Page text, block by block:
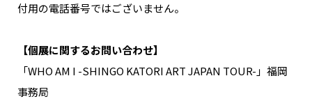
付用の電話番号ではございません。
【個展に関するお問い合わせ】
「WHO AM I -SHINGO KATORI ART JAPAN TOUR-」福岡
事務局